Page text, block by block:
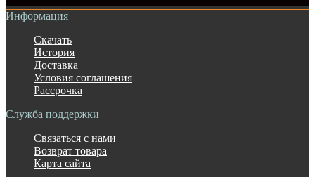
Информация
Скачать
История
Доставка
Условия соглашения
Рассрочка
Служба поддержки
Связаться с нами
Возврат товара
Карта сайта